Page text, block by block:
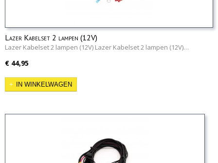
Lazer Kabelset 2 lampen (12V)
Lazer Kabelset 2 lampen (12V) Lazer Kabelset 2 lampen (12V)…
€ 44,95
IN WINKELWAGEN